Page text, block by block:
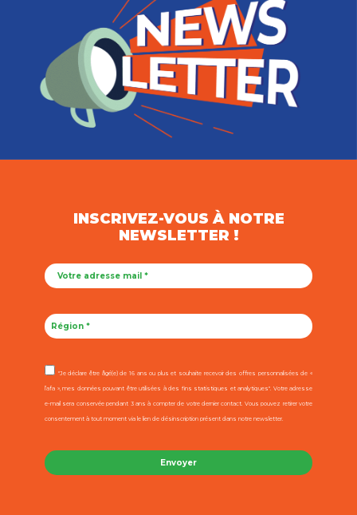
INSCRIVEZ-VOUS À NOTRE
NEWSLETTER !
"Je déclare être âgé(e) de 16 ans ou plus et souhaite recevoir des offres personnalisées de «
l’afa », mes données pouvant être utilisées à des fins statistiques et analytiques". Votre adresse
e-mail sera conservée pendant 3 ans à compter de votre dernier contact. Vous pouvez retirer votre
consentement à tout moment via le lien de désinscription présent dans notre newsletter.